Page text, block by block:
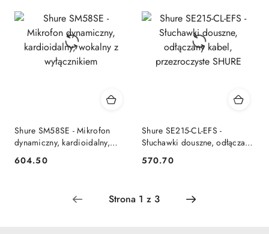
Shure SM58SE - Mikrofon
dynamiczny, kardioidalny,
Cena:
604.50
Shure SE215-CL-EFS -
Słuchawki douszne, odłączany
Cena:
570.70